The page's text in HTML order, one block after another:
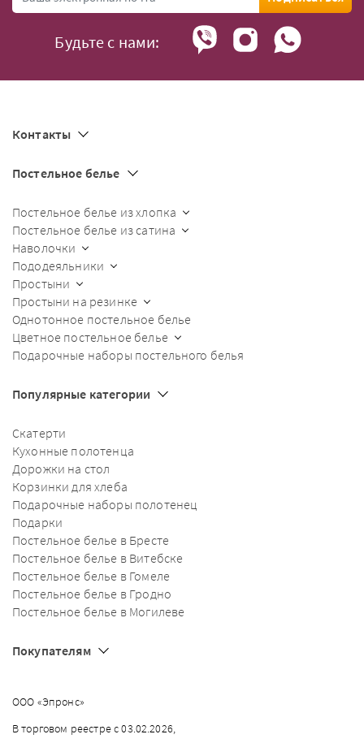
Будьте с нами:
Контакты
Постельное белье
Постельное белье из хлопка
Постельное белье из сатина
Наволочки
Пододеяльники
Простыни
Простыни на резинке
Однотонное постельное белье
Цветное постельное белье
Подарочные наборы постельного белья
Популярные категории
Скатерти
Кухонные полотенца
Дорожки на стол
Корзинки для хлеба
Подарочные наборы полотенец
Подарки
Постельное белье в Бресте
Постельное белье в Витебске
Постельное белье в Гомеле
Постельное белье в Гродно
Постельное белье в Могилеве
Покупателям
ООО «Эпронс»
В торговом реестре с 03.02.2026,